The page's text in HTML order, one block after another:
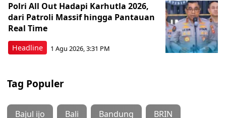
Headline
Polri All Out Hadapi Karhutla 2026,
dari Patroli Massif hingga Pantauan
Real Time
1 Agu 2026, 3:31 PM
Tag Populer
Bajul ijo Bali Bandung BRIN